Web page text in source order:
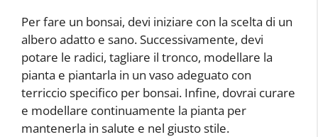
Per fare un bonsai, devi iniziare con la scelta di un
albero adatto e sano. Successivamente, devi
potare le radici, tagliare il tronco, modellare la
pianta e piantarla in un vaso adeguato con
terriccio specifico per bonsai. Infine, dovrai curare
e modellare continuamente la pianta per
mantenerla in salute e nel giusto stile.